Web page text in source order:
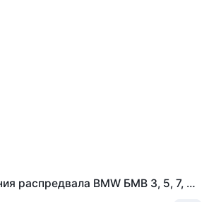
Датчик положения распредвала BMW БМВ 3, 5, 7, X3, X5, Z3, Z4 12147539165